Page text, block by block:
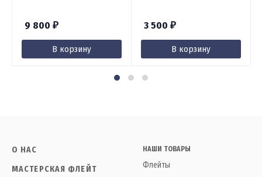
9 800 ₽
В корзину
3 500 ₽
В корзину
О НАС
МАСТЕРСКАЯ ФЛЕЙТ
НАШИ ТОВАРЫ
Флейты